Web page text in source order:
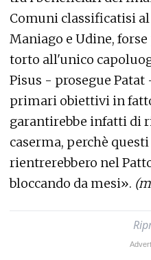
Comuni classificatisi
Maniago e Udine,
torto all'unico
Pisus - prosegue
primari obiettivi in
garantirebbe infatti di
caserma, perchè
rientrerebbero nel
bloccando da mesi».